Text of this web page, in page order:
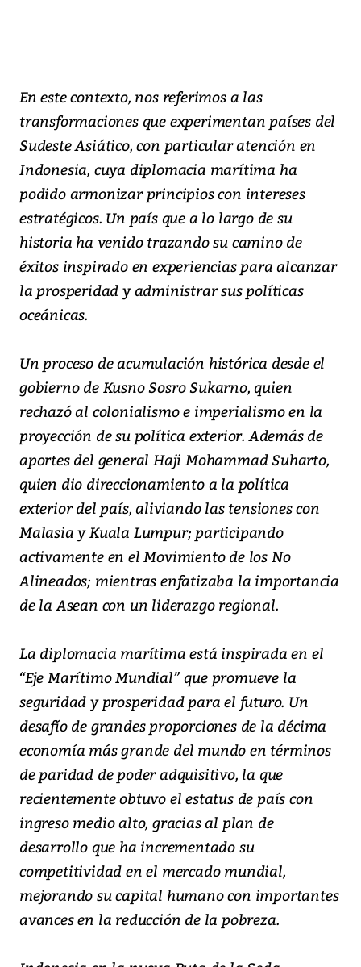
En este contexto, nos referimos a las
transformaciones que experimentan países del
Sudeste Asiático, con particular atención en
Indonesia, cuya diplomacia marítima ha
podido armonizar principios con intereses
estratégicos. Un país que a lo largo de su
historia ha venido trazando su camino de
éxitos inspirado en experiencias para alcanzar
la prosperidad y administrar sus políticas
oceánicas.
Un proceso de acumulación histórica desde el
gobierno de Kusno Sosro Sukarno, quien
rechazó al colonialismo e imperialismo en la
proyección de su política exterior. Además de
aportes del general Haji Mohammad Suharto,
quien dio direccionamiento a la política
exterior del país, aliviando las tensiones con
Malasia y Kuala Lumpur; participando
activamente en el Movimiento de los No
Alineados; mientras enfatizaba la importancia
de la Asean con un liderazgo regional.
La diplomacia marítima está inspirada en el
“Eje Marítimo Mundial” que promueve la
seguridad y prosperidad para el futuro. Un
desafío de grandes proporciones de la décima
economía más grande del mundo en términos
de paridad de poder adquisitivo, la que
recientemente obtuvo el estatus de país con
ingreso medio alto, gracias al plan de
desarrollo que ha incrementado su
competitividad en el mercado mundial,
mejorando su capital humano con importantes
avances en la reducción de la pobreza.